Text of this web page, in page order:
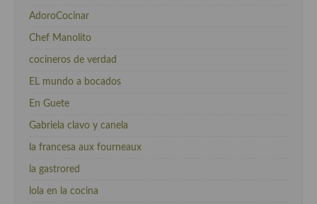
AdoroCocinar
Chef Manolito
cocineros de verdad
EL mundo a bocados
En Guete
Gabriela clavo y canela
la francesa aux fourneaux
la gastrored
lola en la cocina